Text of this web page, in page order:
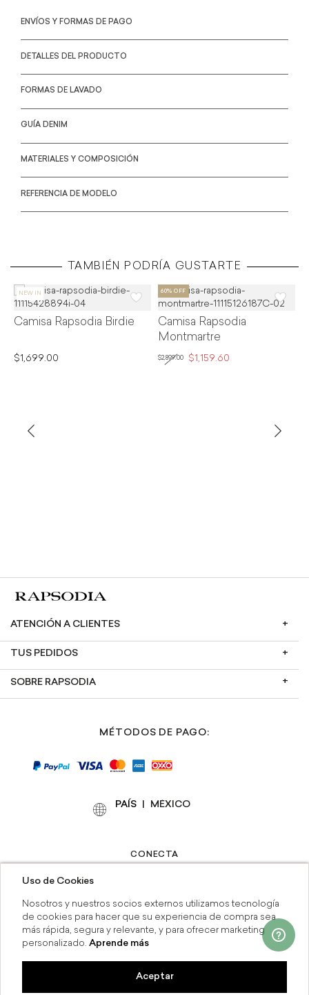
ENVÍOS Y FORMAS DE PAGO
DETALLES DEL PRODUCTO
FORMAS DE LAVADO
GUÍA DENIM
MATERIALES Y COMPOSICIÓN
REFERENCIA DE MODELO
TAMBIÉN PODRÍA GUSTARTE
Camisa Rapsodia Birdie
$1,699.00
Camisa Rapsodia
Montmartre
$2,899.00 $1,159.60
ATENCIÓN A CLIENTES
TUS PEDIDOS
SOBRE RAPSODIA
MÉTODOS DE PAGO:
PAÍS
CONECTA
Uso de Cookies
Nosotros y nuestros socios externos utilizamos tecnología
de cookies para hacer que su experiencia de compra sea
más rápida, segura y relevante, y para ofrecer marketing
personalizado. Aprende más
Aceptar
Compra en línea y recoge en